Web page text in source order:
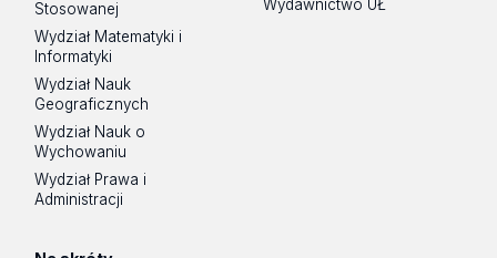
Stosowanej
Wydział Matematyki i
Informatyki
Wydział Nauk
Geograficznych
Wydział Nauk o
Wychowaniu
Wydział Prawa i
Administracji
Wydawnictwo UŁ